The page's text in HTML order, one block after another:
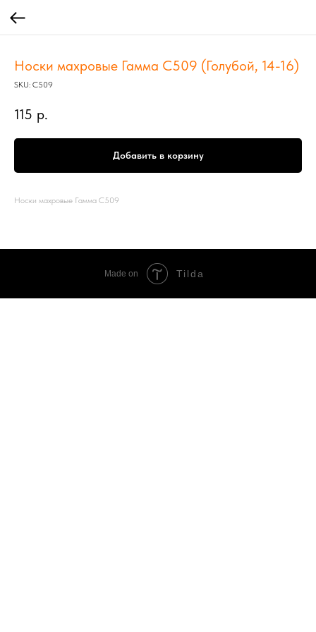
Носки махровые Гамма С509 (Голубой, 14-16)
SKU: С509
115 р.
Добавить в корзину
Носки махровые Гамма С509
Made on Tilda